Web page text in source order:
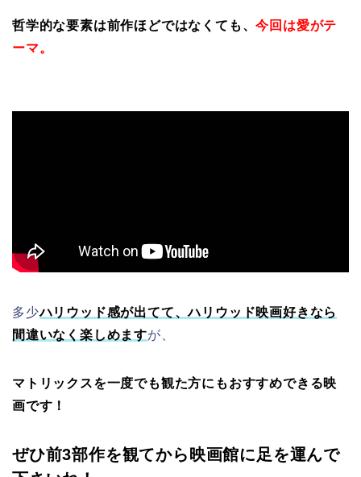
哲学的な要素は前作ほどではなくても、今回は愛がテ
ーマ。
多少ハリウッド感が出てて、ハリウッド映画好きなら
間違いなく楽しめますが、
マトリックスを一度でも観た方にもおすすめできる映
画です！
ぜひ前3部作を観てから映画館に足を運んで